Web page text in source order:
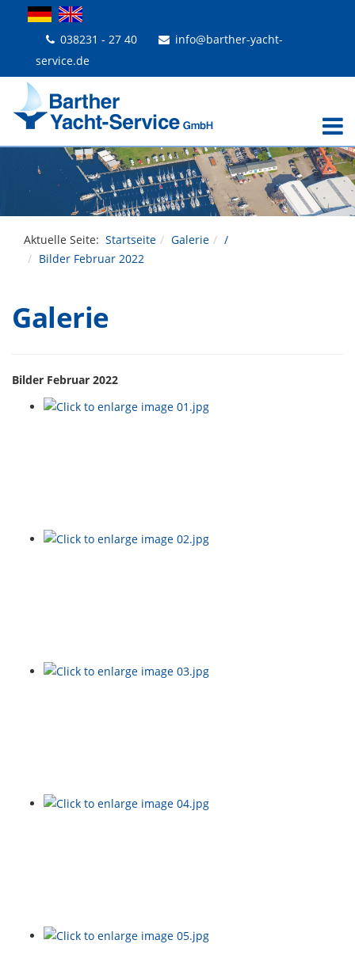
038231 - 27 40
info@barther-yacht-
service.de
Aktuelle Seite: Startseite Galerie
/
Bilder Februar 2022
Galerie
Bilder Februar 2022